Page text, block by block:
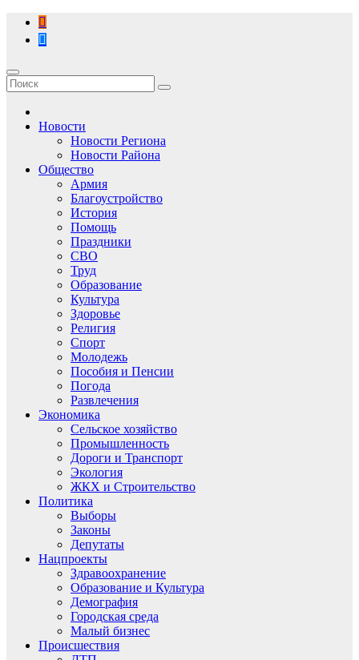
Перейти
содержимому
Новости
Новости Региона
Новости Района
Общество
Армия
Благоустройство
История
Помощь
Праздники
СВО
Труд
Образование
Культура
Здоровье
Религия
Спорт
Молодежь
Пособия и Пенсии
Погода
Развлечения
Экономика
Сельское хозяйство
Промышленность
Дороги и Транспорт
Экология
ЖКХ и Строительство
Политика
Выборы
Законы
Депутаты
Нацпроекты
Здравоохранение
Образование и Культура
Демография
Городская среда
Малый бизнес
Происшествия